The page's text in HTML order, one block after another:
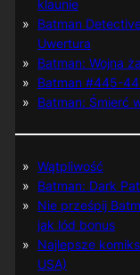
klaunie
Batman
Uwertura
Batman: Wojna
Batman #445-
Batman: Śmierć
Wątpliwość
Batman: Dark
Nie prześpij
jak lód bonus
Najlepsze
USA)